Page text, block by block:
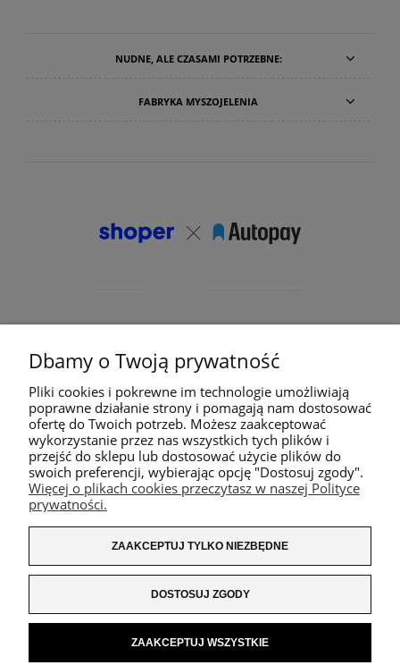
NUDNE, ALE CZASAMI POTRZEBNE:
FABRYKA MYSZOJELENIA
Dbamy o Twoją prywatność
Pliki cookies i pokrewne im technologie umożliwiają
poprawne działanie strony i pomagają nam dostosować
ofertę do Twoich potrzeb. Możesz zaakceptować
wykorzystanie przez nas wszystkich tych plików i
przejść do sklepu lub dostosować użycie plików do
swoich preferencji, wybierając opcję "Dostosuj zgody".
Więcej o plikach cookies przeczytasz w naszej Polityce
prywatności.
ZAAKCEPTUJ TYLKO NIEZBĘDNE
DOSTOSUJ ZGODY
ZAAKCEPTUJ WSZYSTKIE